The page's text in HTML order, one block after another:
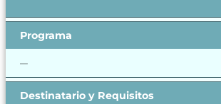
Programa
—
Destinatario y Requisitos